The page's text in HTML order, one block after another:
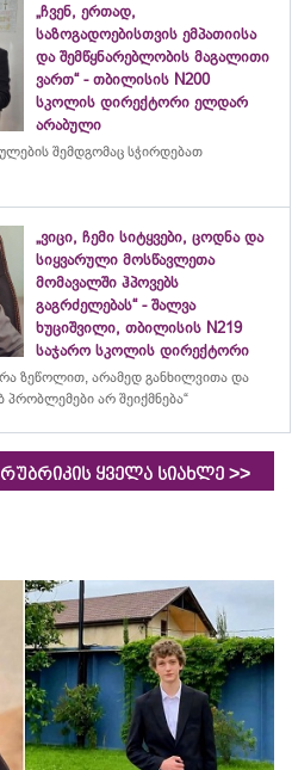
„ჩვენ, ერთად,
საზოგადოებისთვის ემპათიისა
და შემწყნარებლობის მაგალითი
ვართ“ - თბილისის N200
სკოლის დირექტორი ელდარ
არაბული
შემდგომაც სჭირდებათ
„ვიცი, ჩემი სიტყვები, ცოდნა და
სიყვარული მოსწავლეთა
მომავალში ჰპოვებს
გაგრძელებას“ - შალვა
ხუციშვილი, თბილისის N219
საჯარო სკოლის დირექტორი
ზეწოლით, არამედ განხილვითა და
არ შეიქმნება“
რუბრიკის ყველა სიახლე >>